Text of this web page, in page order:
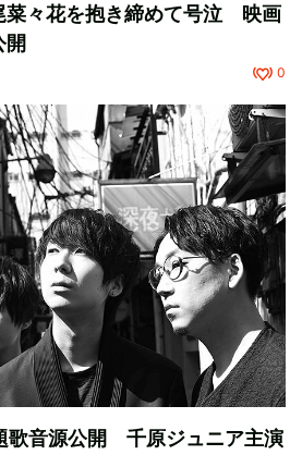
菜々花を抱き締めて号泣 映画
開
0
歌音源公開 千原ジュニア主演